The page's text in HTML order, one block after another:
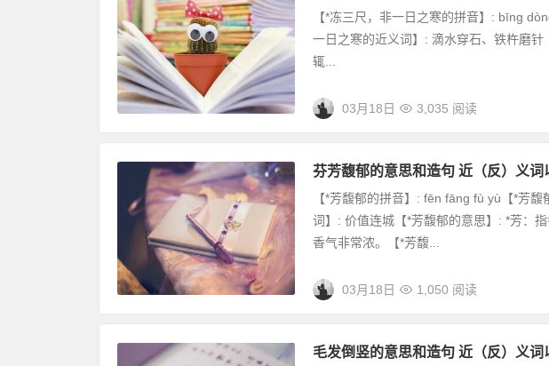
【*冻三尺，非一日之寒的拼音】: bīng
一日之寒的近义词】: 滴水穿石、铁杵磨
辄...
03月18日 3,035 阅读
芬芳馥郁的意思和造句 近（反）义词
【*芳馥郁的拼音】: fēn fāng fù yù【*芳
词】: 价值连城【*芳馥郁的意思】: *芳：
香气非常浓。【*芳馥...
03月18日 1,050 阅读
毛发倒竖的意思和造句 近（反）义词